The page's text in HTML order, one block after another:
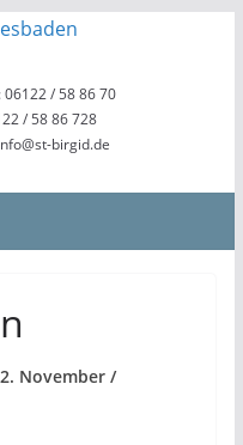
06122 / 58 86 70
/ 58 86 728
birgid.de
November /